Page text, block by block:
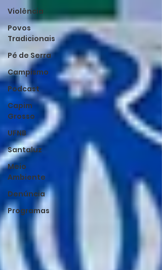
Violência
Povos
Tradicionais
Pé de Serra
Campismo
Podcast
Capim
Grosso
UFNB
Santaluz
Meio
Ambiente
Denúncia
Programas